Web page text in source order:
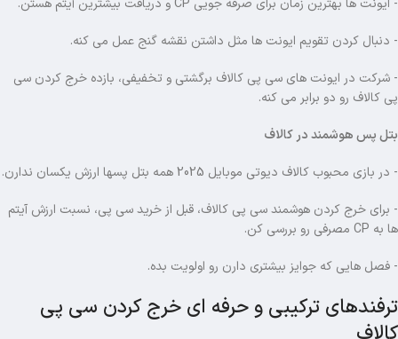
- ایونت ها بهترین زمان برای صرفه جویی CP و دریافت بیشترین آیتم هستن.
- دنبال کردن تقویم ایونت ها مثل داشتن نقشه گنج عمل می کنه.
- شرکت در ایونت های سی پی کالاف برگشتی و تخفیفی، بازده خرج کردن سی
پی کالاف رو دو برابر می کنه.
بتل پس هوشمند در کالاف
- در بازی محبوب کالاف دیوتی موبایل 2025 همه بتل پسها ارزش یکسان ندارن.
- برای خرج کردن هوشمند سی پی کالاف، قبل از خرید سی پی، نسبت ارزش آیتم
ها به CP مصرفی رو بررسی کن.
- فصل هایی که جوایز بیشتری دارن رو اولویت بده.
ترفندهای ترکیبی و حرفه ای خرج کردن سی پی